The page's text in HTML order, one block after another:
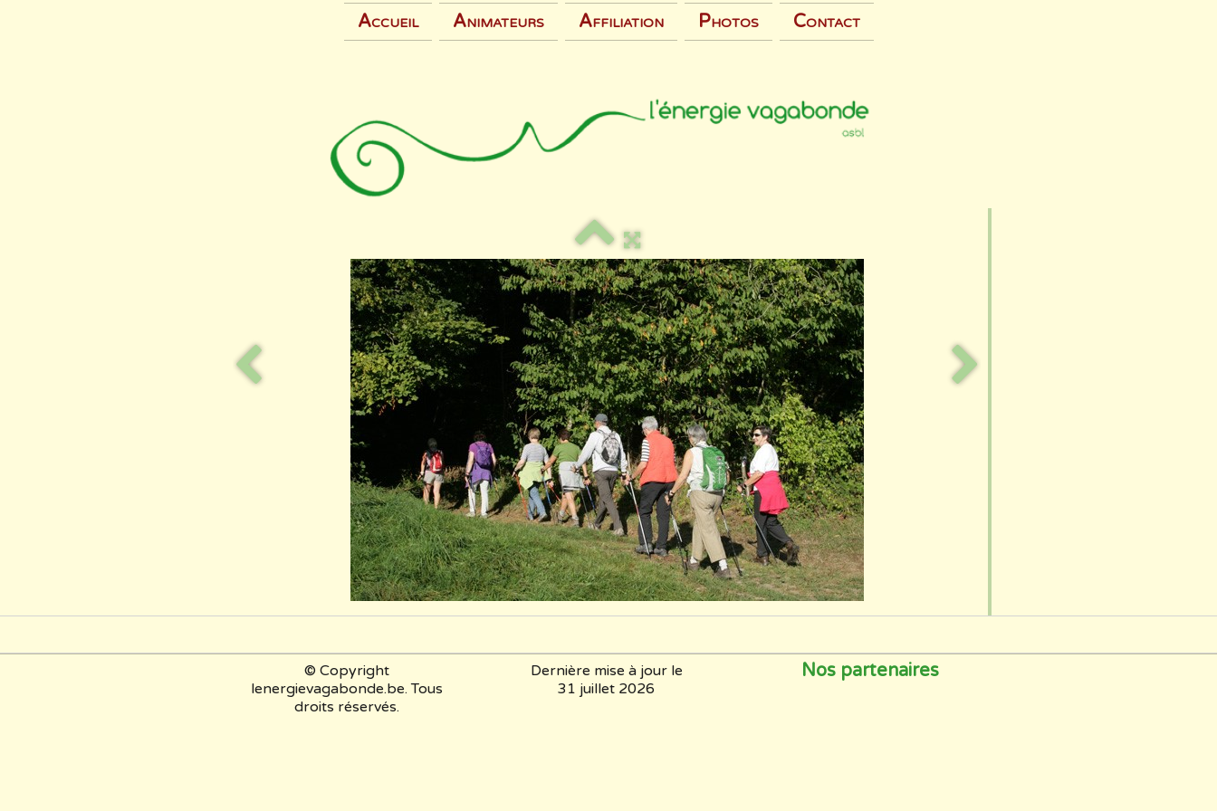
Accueil Animateurs Affiliation Photos Contact
© Copyright
lenergievagabonde.be. Tous
droits réservés.
Dernière mise à jour le
31 juillet 2026
Nos partenaires